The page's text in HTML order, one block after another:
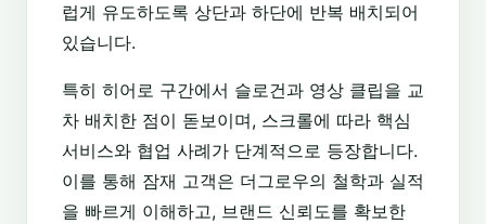
럽게 유도하도록 상단과 하단에 반복 배치되어
있습니다.
특히 히어로 구간에서 슬로건과 영상 클립을 교
차 배치한 점이 돋보이며, 스크롤에 따라 핵심
서비스와 협업 사례가 단계적으로 등장합니다.
이를 통해 잠재 고객은 더그로우의 철학과 실적
을 빠르게 이해하고, 브랜드 신뢰도를 확보한